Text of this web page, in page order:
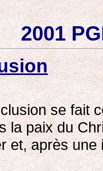
2001
se fait
la paix du
et, après